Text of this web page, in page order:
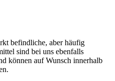
befindliche, aber häufig
sind bei uns ebenfalls
können auf Wunsch innerhalb